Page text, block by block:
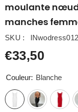
moulante
manches
SKU :
€33,50
Couleur: Blanche